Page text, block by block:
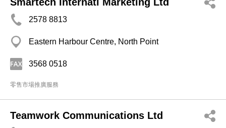
2578 8813
Eastern Harbour Centre, North Point
3568 0518
零售市場推廣服務
Teamwork Communications Ltd